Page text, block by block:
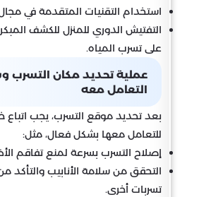
استخدام التقنيات المتقدمة في
التفتيش الدوري للمنزل للكشف
على تسرب المياه.
عملية تحديد مكان التسرب
التعامل معه
بعد تحديد موقع التسرب، يجب
للتعامل معها بشكل فعال، مثل:
إصلاح التسرب بسرعة لمنع تفاقم
التحقق من سلامة الأنابيب
تسربات أخرى.